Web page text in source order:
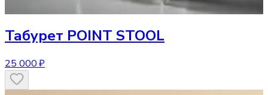
Табурет POINT STOOL
25 000 ₽